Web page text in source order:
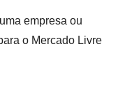
empresa ou
o Mercado Livre